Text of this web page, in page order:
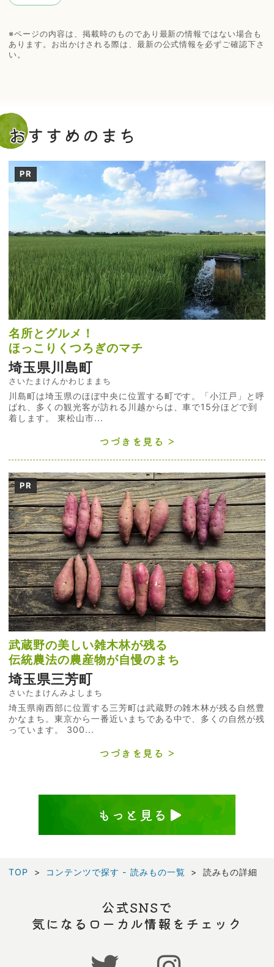
※ページの内容は、掲載時のものであり最新の情報ではない場合も
あります。お出かけされる際は、最新の公式情報を必ずご確認下さ
い。
おすすめのまち
PR
名所とグルメ！
ほっこりくつろぎのマチ
埼玉県川島町
さいたまけんかわじままち
川島町は埼玉県のほぼ中央に位置する町です。「小江戸」と呼
ばれ、多くの観光客が訪れる川越からは、車で15分ほどで到
着します。 東松山市...
つづきを見る
PR
武蔵野の美しい雑木林が残る
伝統農法の農産物が自慢のまち
埼玉県三芳町
さいたまけんみよしまち
埼玉県南西部に位置する三芳町は武蔵野の雑木林が残る自然豊
かなまち。東京から一番近いまちである中で、多くの自然が残
っています。 300...
つづきを見る
もっと見る
TOP コンテンツで探す - 読みもの一覧 読みもの詳細
公式SNSで
気になるローカル情報をチェック